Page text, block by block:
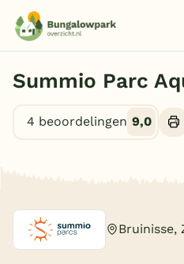
Last
Top 12
Summio Parc
4 beoordelingen 9,0
Bruinisse,